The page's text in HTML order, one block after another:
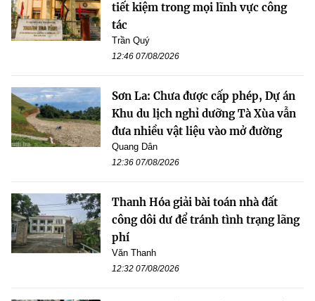
tiết kiệm trong mọi lĩnh vực công
tác
Trần Quý
12:46 07/08/2026
Sơn La: Chưa được cấp phép, Dự án
Khu du lịch nghỉ dưỡng Tà Xùa vẫn
đưa nhiều vật liệu vào mở đường
Quang Dân
12:36 07/08/2026
Thanh Hóa giải bài toán nhà đất
công dôi dư để tránh tình trạng lãng
phí
Văn Thanh
12:32 07/08/2026